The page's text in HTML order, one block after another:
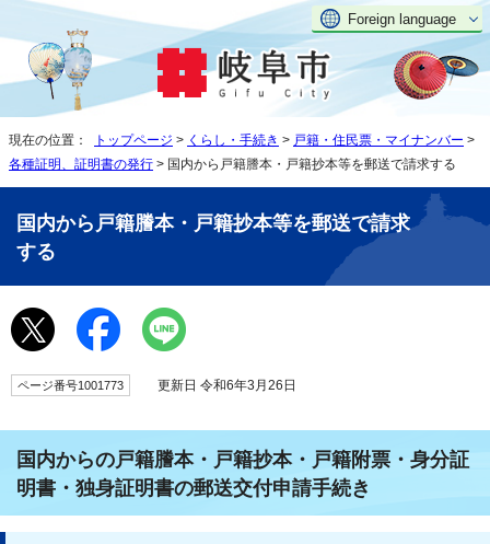
Foreign language
現在の位置： トップページ > くらし・手続き > 戸籍・住民票・マイナンバー >
各種証明、証明書の発行 > 国内から戸籍謄本・戸籍抄本等を郵送で請求する
国内から戸籍謄本・戸籍抄本等を郵送で請求
する
ページ番号1001773 更新日 令和6年3月26日
国内からの戸籍謄本・戸籍抄本・戸籍附票・身分証
明書・独身証明書の郵送交付申請手続き